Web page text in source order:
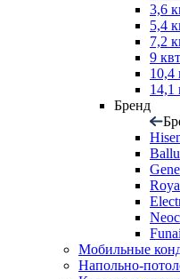
3,6
5,4
7,2
9 квт
10,4
14,1
Бренд
Ballu
Funai
Мобильные
Напольно-